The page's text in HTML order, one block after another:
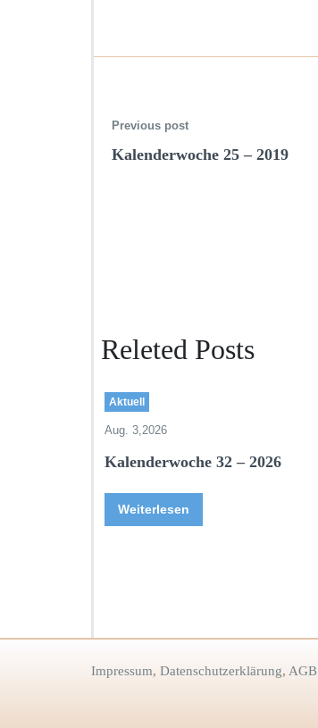
Previous post
Kalenderwoche 25 – 2019
Releted Posts
Aktuell
Aug. 3,2026
Kalenderwoche 32 – 2026
Weiterlesen
Impressum, Datenschutzerklärung, AGB